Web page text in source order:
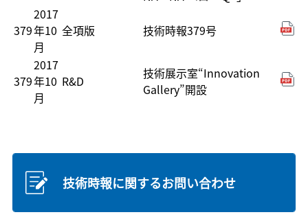
379
2017
年10
月
全項版 技術時報379号
379
2017
年10
月
R&D
技術展示室“Innovation
Gallery”開設
技術時報に関するお問い合わせ